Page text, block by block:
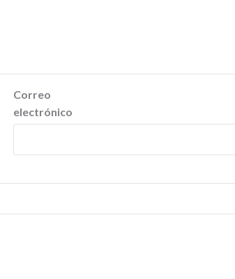
Correo
electrónico